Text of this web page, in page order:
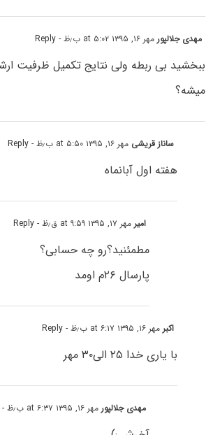
مهدی جلالپورمهر ۱۶, ۱۳۹۵ at ۵:۰۲ ب٫ظ - Reply
ببخشید بی ربطه ولی نتایج تکمیل ظرفیت
میشه؟
ساناز قریشی مهر ۱۶, ۱۳۹۵ at ۵:۵۰ ب٫ظ - Reply
هفته اول آبانماه
امیرمهر ۱۷, ۱۳۹۵ at ۹:۵۹ ق٫ظ - Reply
مطمئنید؟رو چه حسابی؟
پارسال ۲۶م اومد
اکبرمهر ۱۶, ۱۳۹۵ at ۶:۱۷ ب٫ظ - Reply
با یاری خدا ۲۵ الی۳۰ مهر
مهدی جلالپورمهر ۱۶, ۱۳۹۵ at ۶:۳۷ ب٫ظ - Reply